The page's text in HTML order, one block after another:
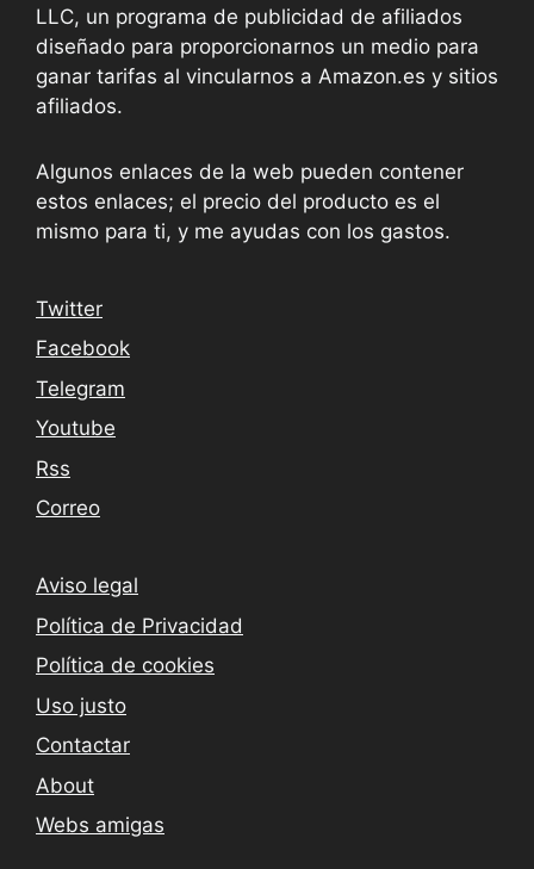
LLC, un programa de publicidad de afiliados
diseñado para proporcionarnos un medio para
ganar tarifas al vincularnos a Amazon.es y sitios
afiliados.
Algunos enlaces de la web pueden contener
estos enlaces; el precio del producto es el
mismo para ti, y me ayudas con los gastos.
Twitter
Facebook
Telegram
Youtube
Rss
Correo
Aviso legal
Política de Privacidad
Política de cookies
Uso justo
Contactar
About
Webs amigas